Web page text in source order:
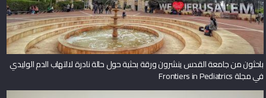
باحثون من جامعة القدس ينشرون ورقة بحثية حول حالة نادرة لالتهاب الدم الوليدي
في مجلة Frontiers in Pediatrics